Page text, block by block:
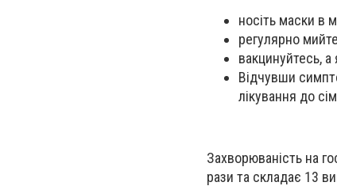
носіть маски в
регулярно
вакцинуйтесь,
Відчувши
лікування до
Захворюваність на
рази та складає 13